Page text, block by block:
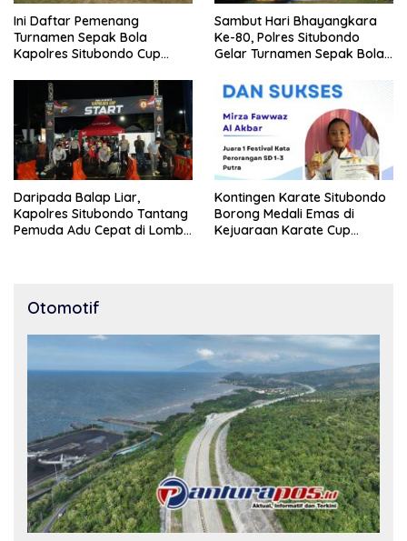
Ini Daftar Pemenang
Turnamen Sepak Bola
Kapolres Situbondo Cup
10 Tahun
Sambut Hari Bhayangkara
Ke-80, Polres Situbondo
Gelar Turnamen Sepak Bola
Daripada Balap Liar,
Kapolres Situbondo Tantang
Pemuda Adu Cepat di Lomba
Kontingen Karate Situbondo
Borong Medali Emas di
Kejuaraan Karate Cup
Otomotif